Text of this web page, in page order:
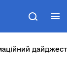
Пошук
дайджест